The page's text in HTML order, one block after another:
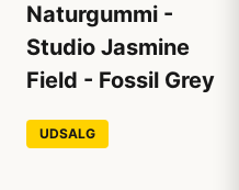
Naturgummi -
Studio Jasmine
Field - Fossil Grey
UDSALG